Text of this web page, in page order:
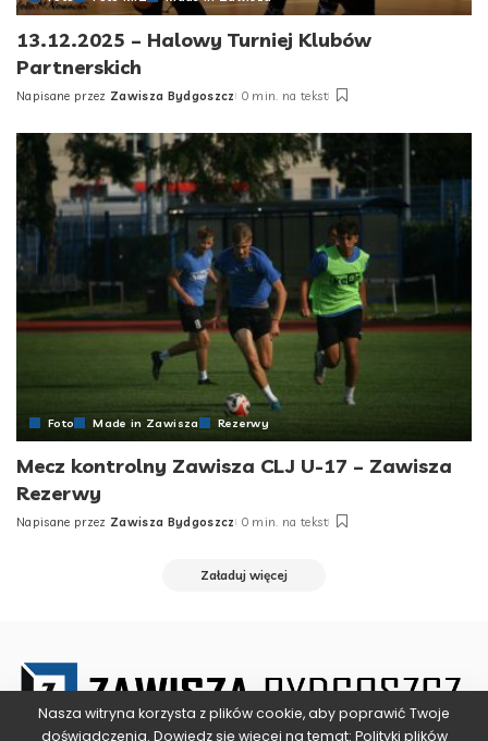
13.12.2025 – Halowy Turniej Klubów
Partnerskich
Posted
Napisane przez Zawisza Bydgoszcz 0 min. na tekst
Foto Made in Zawisza Rezerwy
Mecz kontrolny Zawisza CLJ U-17 – Zawisza
Rezerwy
Posted
Napisane przez Zawisza Bydgoszcz 0 min. na tekst
Załaduj więcej
Nasza witryna korzysta z plików cookie, aby poprawić Twoje
doświadczenia. Dowiedz się więcej na temat: Polityki plików